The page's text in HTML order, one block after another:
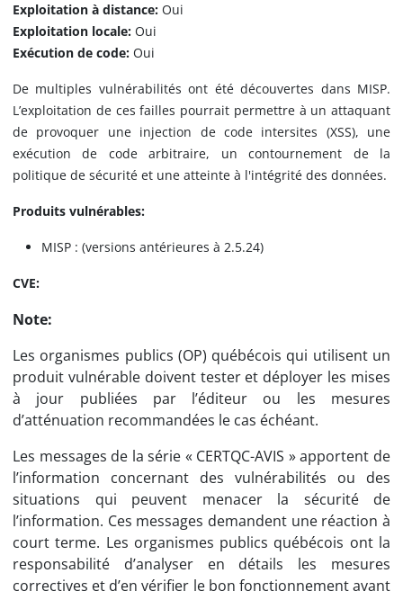
Exploitation à distance: Oui
Exploitation locale: Oui
Exécution de code: Oui
De multiples vulnérabilités ont été découvertes dans MISP.
L’exploitation de ces failles pourrait permettre à un attaquant
de provoquer une injection de code intersites (XSS), une
exécution de code arbitraire, un contournement de la
politique de sécurité et une atteinte à l'intégrité des données.
Produits vulnérables:
MISP : (versions antérieures à 2.5.24)
CVE:
Note:
Les organismes publics (OP) québécois qui utilisent un
produit vulnérable doivent tester et déployer les mises
à jour publiées par l’éditeur ou les mesures
d’atténuation recommandées le cas échéant.
Les messages de la série « CERTQC-AVIS » apportent de
l’information concernant des vulnérabilités ou des
situations qui peuvent menacer la sécurité de
l’information. Ces messages demandent une réaction à
court terme. Les organismes publics québécois ont la
responsabilité d’analyser en détails les mesures
correctives et d’en vérifier le bon fonctionnement avant